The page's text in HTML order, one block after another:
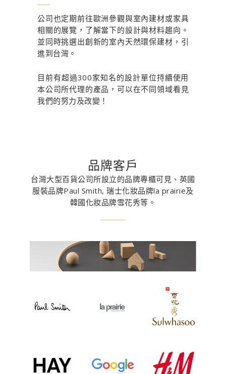
公司也定期前往歐洲參觀與室內建材或家具
相關的展覽，了解當下的設計與材料趨向。
並同時挑選出創新的室內天然環保建材，引
進到台灣。
目前有超過300家知名的設計單位持續使用
本公司所代理的產品，可以在不同領域看見
我們的努力及改變！
品牌客戶
台灣大型百貨公司所設立的品牌專櫃可見、英國
服裝品牌Paul Smith, 瑞士化妝品牌la prairie及
韓國化妝品牌雪花秀等。